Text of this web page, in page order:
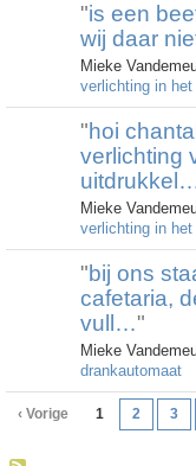
"is een
wij daar
Mieke
verlichting in
"hoi
verlichting
Mieke
verlichting in
"bij ons
cafetaria,
vull…"
Mieke
drankautomaat
‹ Vorige 1 2 3